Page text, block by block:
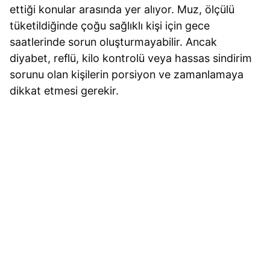
ettiği konular arasında yer alıyor. Muz, ölçülü
tüketildiğinde çoğu sağlıklı kişi için gece
saatlerinde sorun oluşturmayabilir. Ancak
diyabet, reflü, kilo kontrolü veya hassas sindirim
sorunu olan kişilerin porsiyon ve zamanlamaya
dikkat etmesi gerekir.